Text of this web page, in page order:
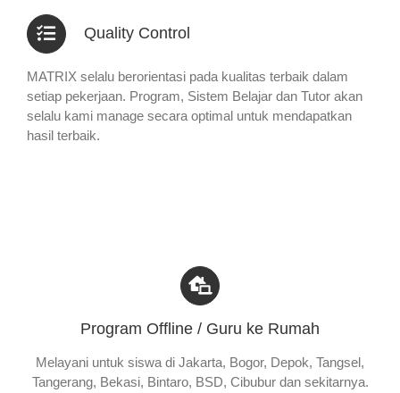
Quality Control
MATRIX selalu berorientasi pada kualitas terbaik dalam
setiap pekerjaan. Program, Sistem Belajar dan Tutor akan
selalu kami manage secara optimal untuk mendapatkan
hasil terbaik.
Program Offline / Guru ke Rumah
Melayani untuk siswa di Jakarta, Bogor, Depok, Tangsel,
Tangerang, Bekasi, Bintaro, BSD, Cibubur dan sekitarnya.